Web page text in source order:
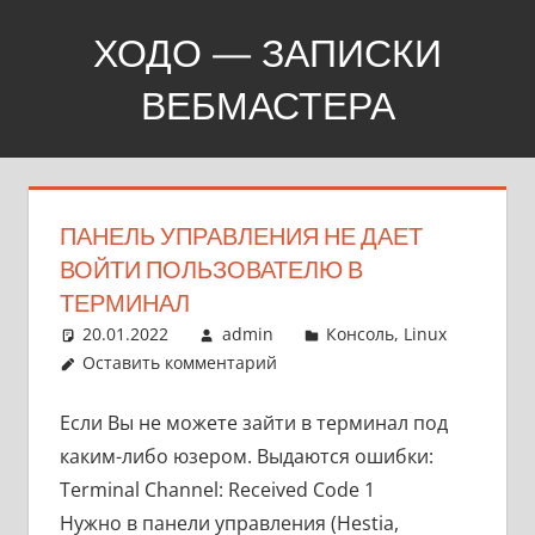
ХОДО — ЗАПИСКИ
ВЕБМАСТЕРА
Создание,
продвижение,
сайтов
ПАНЕЛЬ УПРАВЛЕНИЯ НЕ ДАЕТ
ВОЙТИ ПОЛЬЗОВАТЕЛЮ В
ТЕРМИНАЛ
20.01.2022 admin Консоль, Linux
Оставить комментарий
Если Вы не можете зайти в терминал под
каким-либо юзером. Выдаются ошибки:
Terminal Channel: Received Code 1
Нужно в панели управления (Hestia,